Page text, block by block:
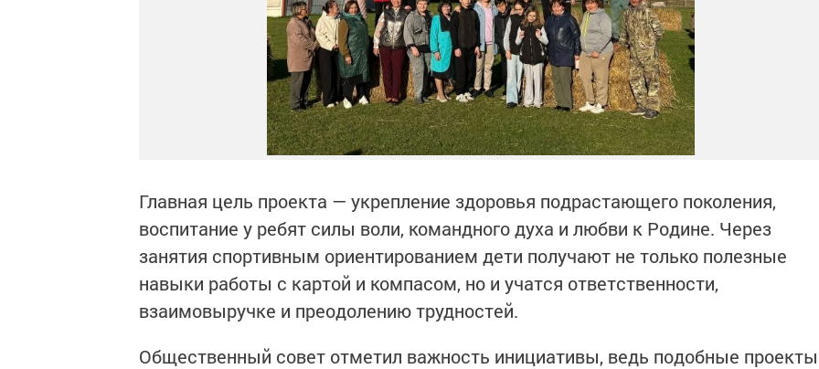
Главная цель проекта — укрепление здоровья подрастающего поколения,
воспитание у ребят силы воли, командного духа и любви к Родине. Через
занятия спортивным ориентированием дети получают не только полезные
навыки работы с картой и компасом, но и учатся ответственности,
взаимовыручке и преодолению трудностей.
Общественный совет отметил важность инициативы, ведь подобные проекты